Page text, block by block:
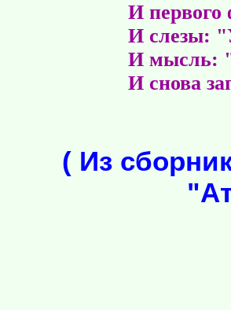
И первого
И слезы:
И мысль:
И снова
( Из